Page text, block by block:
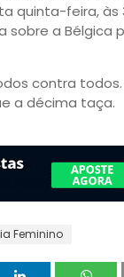
quinta-feira, às
a Bélgica
contra
a décima taça.
Feminino